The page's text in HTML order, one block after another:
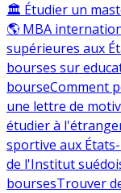
🏛 Étudier un
🌎 MBA
supérieures aux
bourses sur
bourseComment
une lettre de
étudier à
sportive aux
de l'Institut
boursesTrouver